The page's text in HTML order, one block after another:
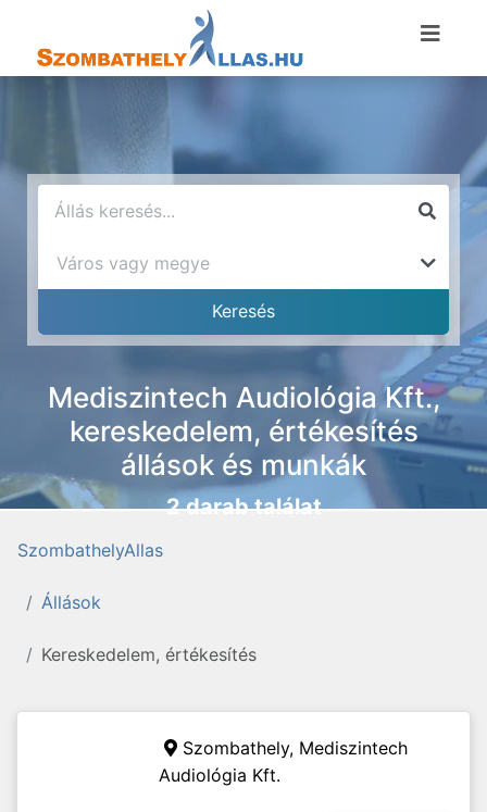
Mediszintech Audiológia Kft.,
kereskedelem, értékesítés
állások és munkák
2 darab találat
SzombathelyAllas
Állások
Kereskedelem, értékesítés
Szombathely, Mediszintech
Audiológia Kft.